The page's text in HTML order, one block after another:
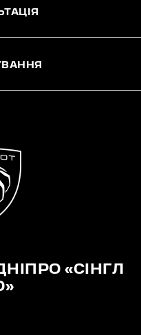
«СІНГЛ